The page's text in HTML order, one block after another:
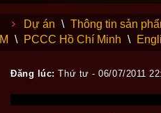
Dự án \ Thông tin sản
M
\ PCCC Hồ Chí Minh \
Đăng lúc: Thứ tư - 06/07/2011